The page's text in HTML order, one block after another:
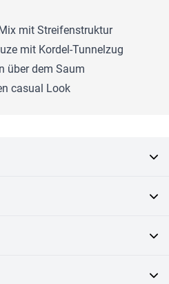
mit Streifenstruktur
mit Kordel-Tunnelzug
über dem Saum
casual Look